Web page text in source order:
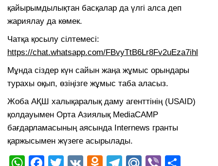
қайырымдылықтан басқалар да үлгі алса деп
жариялау да көмек.
Чатқа қосылу сілтемесі:
https://chat.whatsapp.com/FBvyTtB6Lr8Fv2uEza7ihl
Мұнда сіздер күн сайын жаңа жұмыс орындары
турахы оқып, өзіңізге жұмыс таба аласыз.
Жоба АҚШ халықаралық даму агенттінің (USAID)
қолдауымен Орта Азиялық MediaCAMP
бағдарламасының аясында Internews гранты
қаржысымен жүзеге асырылады.